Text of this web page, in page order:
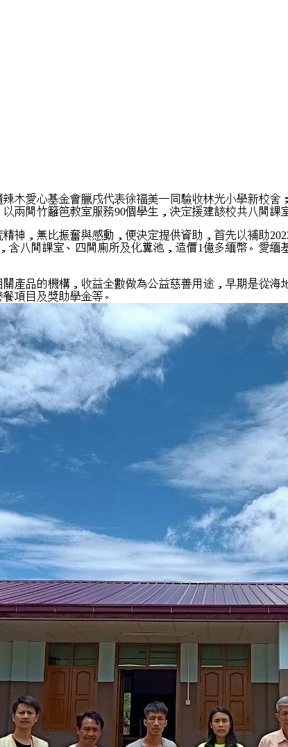
木愛心基金會臘戌代表徐福美一同驗收林光小學新校
兩間竹籬笆教室服務90個學生，決定援建該校共八間課
神，無比振奮與感動，便決定提供資助，首先以補助
含八間課室、四間廁所及化糞池，造價1億多緬幣。愛
產品的機構，收益全數做為公益慈善用途，早期是從
項目及獎助學金等。